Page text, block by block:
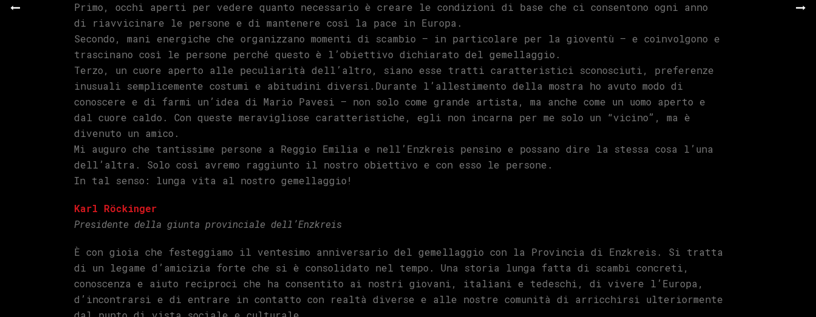
Primo, occhi aperti per vedere quanto necessario è creare le condizioni di base che ci consentono ogni anno
di riavvicinare le persone e di mantenere così la pace in Europa.
Secondo, mani energiche che organizzano momenti di scambio – in particolare per la gioventù – e coinvolgono e
trascinano così le persone perché questo è l’obiettivo dichiarato del gemellaggio.
Terzo, un cuore aperto alle peculiarità dell’altro, siano esse tratti caratteristici sconosciuti, preferenze
inusuali semplicemente costumi e abitudini diversi.Durante l’allestimento della mostra ho avuto modo di
conoscere e di farmi un’idea di Mario Pavesi – non solo come grande artista, ma anche come un uomo aperto e
dal cuore caldo. Con queste meravigliose caratteristiche, egli non incarna per me solo un “vicino”, ma è
divenuto un amico.
Mi auguro che tantissime persone a Reggio Emilia e nell’Enzkreis pensino e possano dire la stessa cosa l’una
dell’altra. Solo così avremo raggiunto il nostro obiettivo e con esso le persone.
In tal senso: lunga vita al nostro gemellaggio!
Karl Röckinger
Presidente della giunta provinciale dell’Enzkreis
È con gioia che festeggiamo il ventesimo anniversario del gemellaggio con la Provincia di Enzkreis. Si tratta
di un legame d’amicizia forte che si è consolidato nel tempo. Una storia lunga fatta di scambi concreti,
conoscenza e aiuto reciproci che ha consentito ai nostri giovani, italiani e tedeschi, di vivere l’Europa,
d’incontrarsi e di entrare in contatto con realtà diverse e alle nostre comunità di arricchirsi ulteriormente